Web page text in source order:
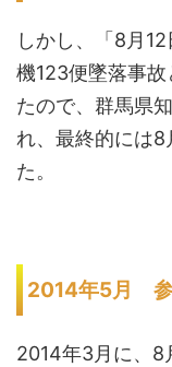
しかし、「8月
機123便墜落事
たので、群馬県
れ、最終的には8
た。
2014年5月 参
2014年3月に、8